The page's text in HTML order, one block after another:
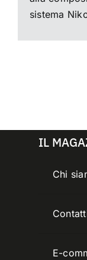
sistema
IL
Chi
E-